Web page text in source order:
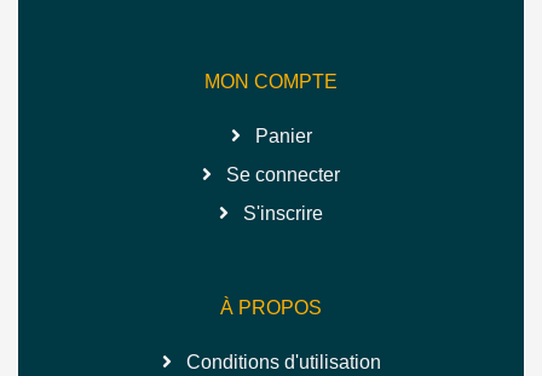
MON COMPTE
Panier
Se connecter
S'inscrire
À PROPOS
Conditions d'utilisation